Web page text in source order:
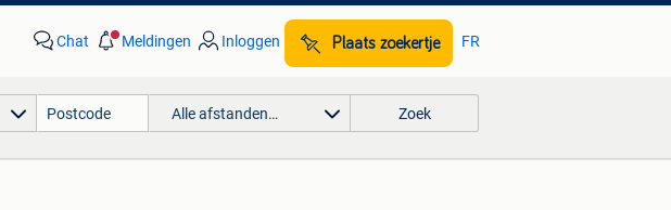
Chat Meldingen Inloggen Plaats zoekertje FR
Alle afstanden… Zoek